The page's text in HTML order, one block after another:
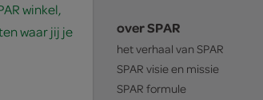
winkel,
waar jij je
over SPAR
het verhaal van SPAR
SPAR visie en missie
SPAR formule